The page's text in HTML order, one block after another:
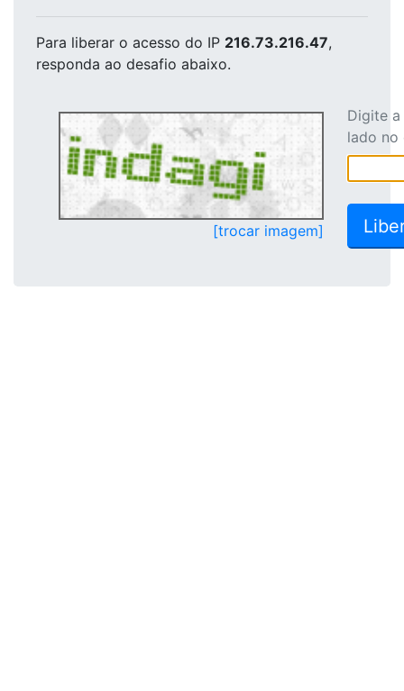
Para liberar o acesso do IP 216.73.216.47,
responda ao desafio abaixo.
[trocar imagem]
Digite
lado no